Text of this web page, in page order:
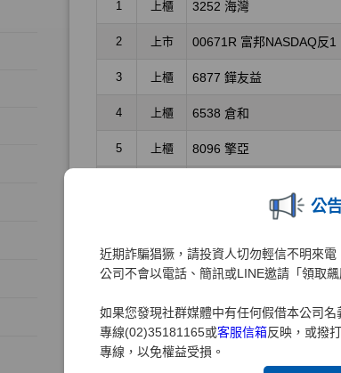
公
近期詐騙猖獗，請投資人切勿輕信不明來
公司不會以電話、簡訊或LINE邀請「領取
如果您發現社群媒體中有任何假借本公司
專線(02)35181165或客服信箱反映，或撥
專線，以免權益受損。